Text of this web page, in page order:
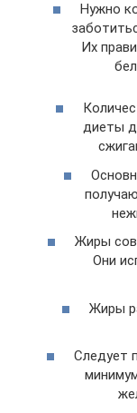
Нужно
Их
диеты
Жиры
Они
Жиры
Следует